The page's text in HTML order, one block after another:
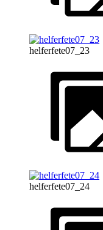
helferfete07_23
helferfete07_24